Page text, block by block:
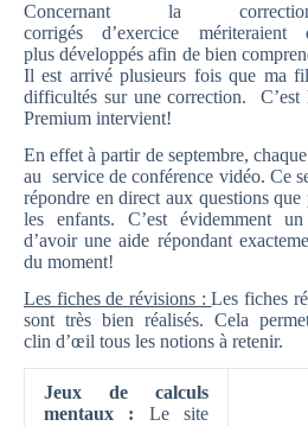
Concernant la
corrigés d’exercice
plus développés afin de bien
Il est arrivé plusieurs fois que ma
difficultés sur une correction. C’est
Premium intervient!
En effet à partir de septembre,
au service de conférence vidéo. Ce
répondre en direct aux questions que
les enfants. C’est évidemment un
d’avoir une aide répondant
du moment!
Les fiches de révisions :Les fiches
sont très bien réalisés. Cela
clin d’œil tous les notions à retenir.
Jeux de calculs
mentaux : Le site